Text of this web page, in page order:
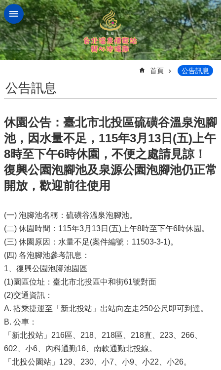
跳到主要內容區塊
首頁 公告訊息
公告訊息
休園公告：臺北市北投區硫磺谷溫泉泡腳
池，因水量不足，115年3月13日(五)上午
8時至下午6時休園，不便之處請見諒！
復興公園泡腳池及泉源公園泡腳池仍正常
開放，歡迎前往使用
(一) 泡腳池名稱：硫磺谷溫泉泡腳池。
(二) 休園時間：115年3月13日(五)上午8時至下午6時休園。
(三) 休園原因：水量不足(案件編號：11503-3-1)。
(四) 各泡腳池參考訊息：
1、復興公園泡腳池園區
(1)園區位址：臺北市北投區中和街61號對面
(2)交通資訊：
A. 搭乘捷運至「新北投站」出站向左走250公尺即可到達。
B. 公車：
「新北投站」216區、218、218區、218直、223、266、
602、小6、內科通勤16、南軟通勤北投線。
「北投公園站」129、230、小7、小9、小22、小26。